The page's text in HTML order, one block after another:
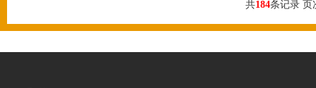
共184条记录 页